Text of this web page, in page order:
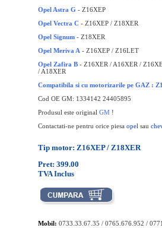
Opel Astra G - Z16XEP
Opel Vectra C - Z16XEP / Z18XER
Opel Signum - Z18XER
Opel Meriva A - Z16XEP / Z16LET
Opel Zafira B - Z16XER / A16XER /
/ A18XER
Compatibila si cu motorizarile pe GAZ :
Cod OE GM: 1334142 24405895
Produsul este original GM !
Contactati-ne pentru orice piesa opel sau
Tip motor: Z16XEP / Z18XER
Pret: 399.00
TVA Inclus
Mobil: 0733.33.67.35 / 0765.676.952 /